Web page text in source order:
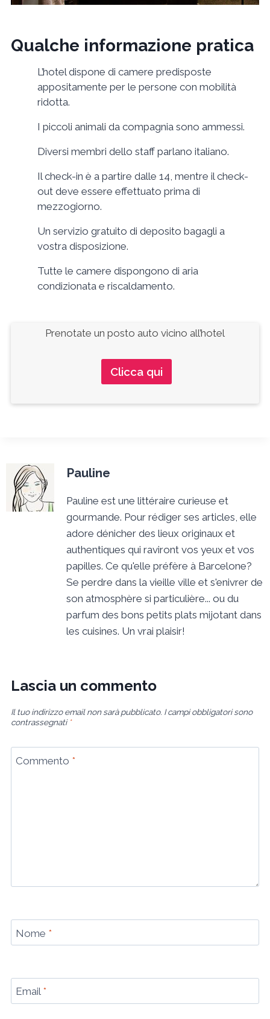
Qualche informazione pratica
L’hotel dispone di camere predisposte
appositamente per le persone con mobilità
ridotta.
I piccoli animali da compagnia sono ammessi.
Diversi membri dello staff parlano italiano.
Il check-in è a partire dalle 14, mentre il check-
out deve essere effettuato prima di
mezzogiorno.
Un servizio gratuito di deposito bagagli a
vostra disposizione.
Tutte le camere dispongono di aria
condizionata e riscaldamento.
Prenotate un posto auto vicino all’hotel
Clicca qui
Pauline
Pauline est une littéraire curieuse et
gourmande. Pour rédiger ses articles, elle
adore dénicher des lieux originaux et
authentiques qui raviront vos yeux et vos
papilles. Ce qu'elle préfère à Barcelone?
Se perdre dans la vieille ville et s'enivrer de
son atmosphère si particulière... ou du
parfum des bons petits plats mijotant dans
les cuisines. Un vrai plaisir!
Lascia un commento
Il tuo indirizzo email non sarà pubblicato. I campi obbligatori sono
contrassegnati *
Commento *
Nome *
Email *